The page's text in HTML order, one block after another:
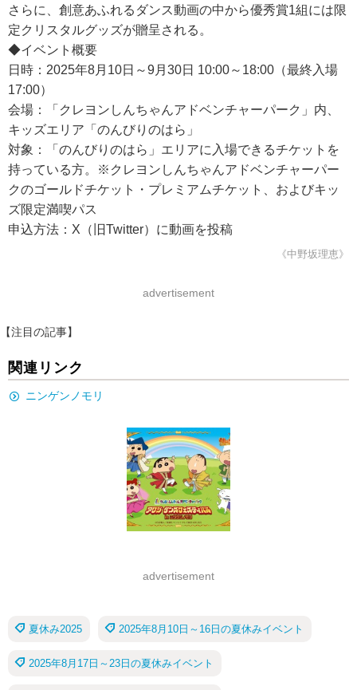
さらに、創意あふれるダンス動画の中から優秀賞1組には限
定クリスタルグッズが贈呈される。
◆イベント概要
日時：2025年8月10日～9月30日 10:00～18:00（最終入場
17:00）
会場：「クレヨンしんちゃんアドベンチャーパーク」内、
キッズエリア「のんびりのはら」
対象：「のんびりのはら」エリアに入場できるチケットを
持っている方。※クレヨンしんちゃんアドベンチャーパー
クのゴールドチケット・プレミアムチケット、およびキッ
ズ限定満喫パス
申込方法：X（旧Twitter）に動画を投稿
《中野坂理恵》
advertisement
【注目の記事】
関連リンク
ニンゲンノモリ
advertisement
夏休み2025 2025年8月10日～16日の夏休みイベント
2025年8月17日～23日の夏休みイベント